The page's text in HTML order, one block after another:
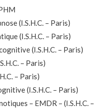
(I.S.H.C. – Paris)
(I.S.H.C. – Paris)
(I.S.H.C. – Paris)
– Paris)
– Paris)
(I.S.H.C. – Paris)
– EMDR – (I.S.H.C. –